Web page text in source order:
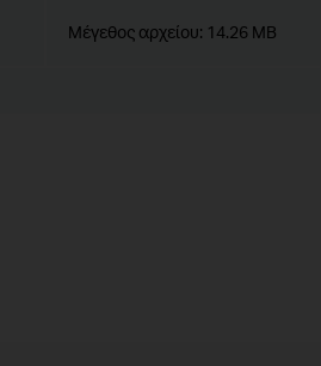
Μέγεθος αρχείου: 14.26 MB